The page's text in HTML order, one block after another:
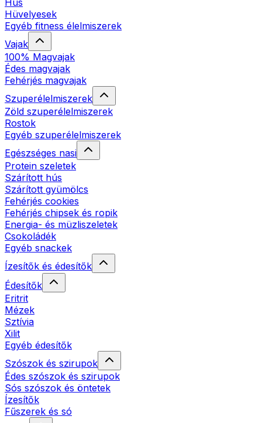
Hús
Hüvelyesek
Egyéb fitness élelmiszerek
Vajak
100% Magvajak
Édes magvajak
Fehérjés magvajak
Szuperélelmiszerek
Zöld szuperélelmiszerek
Rostok
Egyéb szuperélelmiszerek
Egészséges nasi
Protein szeletek
Szárított hús
Szárított gyümölcs
Fehérjés cookies
Fehérjés chipsek és ropik
Energia- és müzliszeletek
Csokoládék
Egyéb snackek
Ízesítők és édesítők
Édesítők
Eritrit
Mézek
Sztívia
Xilit
Egyéb édesítők
Szószok és szirupok
Édes szószok és szirupok
Sós szószok és öntetek
Ízesítők
Fűszerek és só